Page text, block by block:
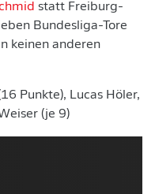
statt Freiburg-
Bundesliga-Tore
keinen anderen
Punkte), Lucas Höler,
(je 9)